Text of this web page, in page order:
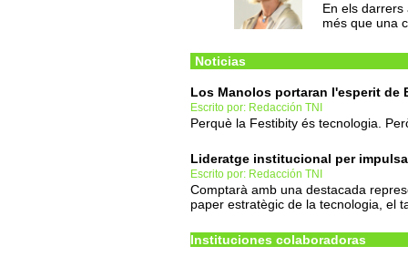
En els darrers
més que una
Noticias
Los Manolos portaran l'esperit de
Escrito por: Redacción TNI
Perquè la Festibity és tecnologia.
Lideratge institucional per
Escrito por: Redacción TNI
Comptarà amb una destacada
paper estratègic de la tecnologia, el
Instituciones colaboradoras